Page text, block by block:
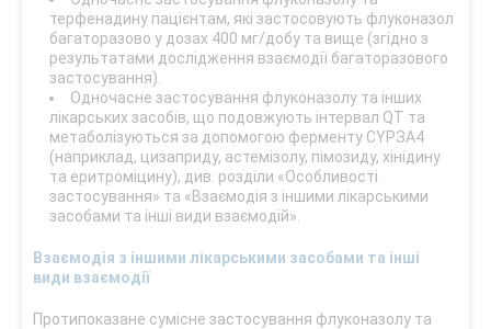
терфенадину пацієнтам, які застосовують флуконазол
багаторазово у дозах 400 мг/добу та вище (згідно з
результатами дослідження взаємодії багаторазового
застосування).
Одночасне застосування флуконазолу та інших
лікарських засобів, що подовжують інтервал QT та
метаболізуються за допомогою ферменту CYРЗА4
(наприклад, цизаприду, астемізолу, пімозиду, хінідину
та еритроміцину), див. розділи «Особливості
застосування» та «Взаємодія з іншими лікарськими
засобами та інші види взаємодій».
Взаємодія з іншими лікарськими засобами та інші
види взаємодії
Протипоказане сумісне застосування флуконазолу та